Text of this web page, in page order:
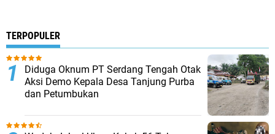
TERPOPULER
Diduga Oknum PT Serdang Tengah Otak
Aksi Demo Kepala Desa Tanjung Purba
dan Petumbukan